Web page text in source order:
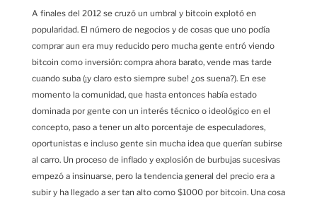
A finales del 2012 se cruzó un umbral y bitcoin explotó en
popularidad. El número de negocios y de cosas que uno podía
comprar aun era muy reducido pero mucha gente entró viendo
bitcoin como inversión: compra ahora barato, vende mas tarde
cuando suba (¡y claro esto siempre sube! ¿os suena?). En ese
momento la comunidad, que hasta entonces había estado
dominada por gente con un interés técnico o ideológico en el
concepto, paso a tener un alto porcentaje de especuladores,
oportunistas e incluso gente sin mucha idea que querían subirse
al carro. Un proceso de inflado y explosión de burbujas sucesivas
empezó a insinuarse, pero la tendencia general del precio era a
subir y ha llegado a ser tan alto como $1000 por bitcoin. Una cosa